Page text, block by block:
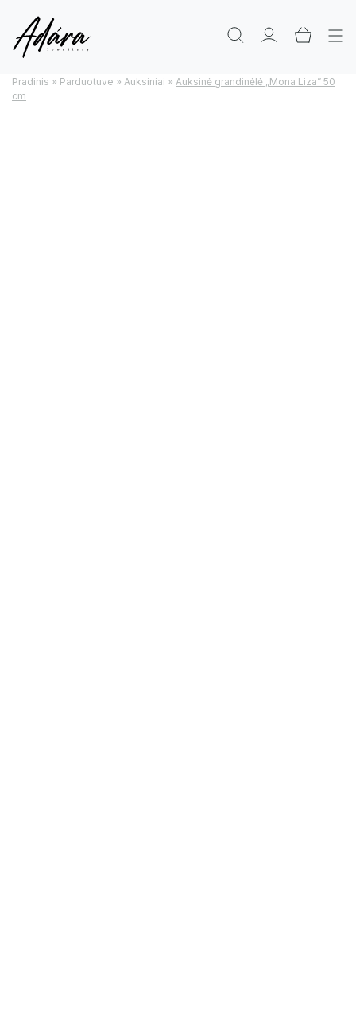
Pradinis » Parduotuve » Auksiniai » Auksinė grandinėlė „Mona Liza” 50
cm